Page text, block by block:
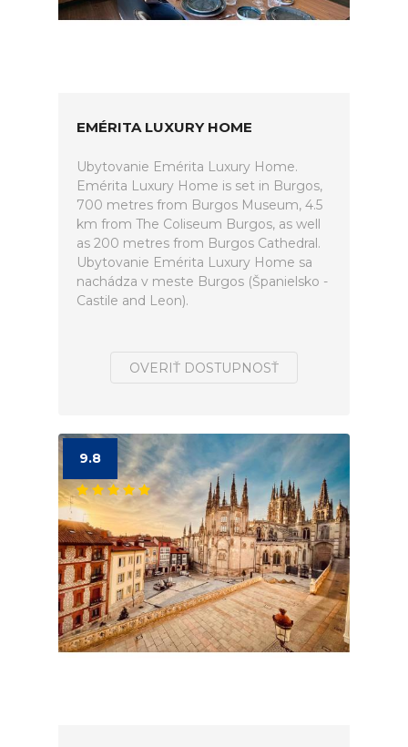
EMÉRITA LUXURY HOME
Ubytovanie Emérita Luxury Home.
Emérita Luxury Home is set in Burgos,
700 metres from Burgos Museum, 4.5
km from The Coliseum Burgos, as well
as 200 metres from Burgos Cathedral.
Ubytovanie Emérita Luxury Home sa
nachádza v meste Burgos (Španielsko -
Castile and Leon).
OVERIŤ DOSTUPNOSŤ
9.8